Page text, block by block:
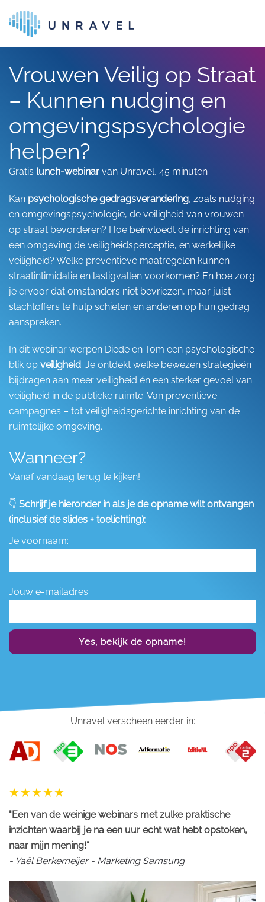
Skip to main content
Vrouwen Veilig op Straat
– Kunnen nudging en
omgevingspsychologie
helpen?
Gratis lunch-webinar van Unravel, 45 minuten
Kan psychologische gedragsverandering, zoals nudging
en omgevingspsychologie, de veiligheid van vrouwen
op straat bevorderen? Hoe beïnvloedt de inrichting van
een omgeving de veiligheidsperceptie, en werkelijke
veiligheid? Welke preventieve maatregelen kunnen
straatintimidatie en lastigvallen voorkomen? En hoe zorg
je ervoor dat omstanders niet bevriezen, maar juist
slachtoffers te hulp schieten en anderen op hun gedrag
aanspreken.
In dit webinar werpen Diede en Tom een psychologische
blik op veiligheid. Je ontdekt welke bewezen strategieën
bijdragen aan meer veiligheid én een sterker gevoel van
veiligheid in de publieke ruimte. Van preventieve
campagnes – tot veiligheidsgerichte inrichting van de
ruimtelijke omgeving.
Wanneer?
Vanaf vandaag terug te kijken!
👇 Schrijf je hieronder in als je de opname wilt ontvangen
(inclusief de slides + toelichting):
Je voornaam:
Jouw e-mailadres:
Yes, bekijk de opname!
Unravel verscheen eerder in:
"Een van de weinige webinars met zulke praktische
inzichten waarbij je na een uur echt wat hebt opstoken,
naar mijn mening!"
- Yaël Berkemeijer - Marketing Samsung